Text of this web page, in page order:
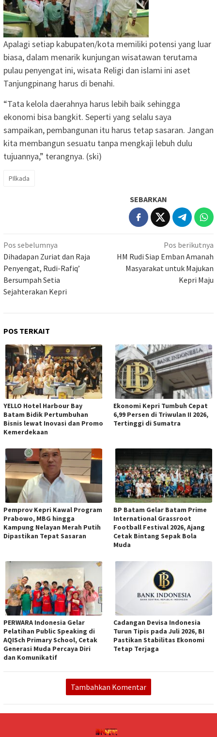
Apalagi setiap kabupaten/kota memiliki potensi yang luar
biasa, dalam menarik kunjungan wisatawan terutama
pulau penyengat ini, wisata Religi dan islami ini aset
Tanjungpinang harus di benahi.
“Tata kelola daerahnya harus lebih baik sehingga
ekonomi bisa bangkit. Seperti yang selalu saya
sampaikan, pembangunan itu harus tetap sasaran. Jangan
kita membangun sesuatu tanpa mengkaji lebuh dulu
tujuannya,” terangnya. (ski)
PIlkada
SEBARKAN
Navigasi
pos
Pos sebelumnya
Dihadapan Zuriat dan Raja
Penyengat, Rudi-Rafiq’
Bersumpah Setia
Sejahterakan Kepri
Pos berikutnya
HM Rudi Siap Emban Amanah
Masyarakat untuk Majukan
Kepri Maju
POS TERKAIT
YELLO Hotel Harbour Bay
Batam Bidik Pertumbuhan
Bisnis lewat Inovasi dan Promo
Kemerdekaan
Ekonomi Kepri Tumbuh Cepat
6,99 Persen di Triwulan II 2026,
Tertinggi di Sumatra
Pemprov Kepri Kawal Program
Prabowo, MBG hingga
Kampung Nelayan Merah Putih
Dipastikan Tepat Sasaran
BP Batam Gelar Batam Prime
International Grassroot
Football Festival 2026, Ajang
Cetak Bintang Sepak Bola
Muda
PERWARA Indonesia Gelar
Pelatihan Public Speaking di
AQISch Primary School, Cetak
Generasi Muda Percaya Diri
dan Komunikatif
Cadangan Devisa Indonesia
Turun Tipis pada Juli 2026, BI
Pastikan Stabilitas Ekonomi
Tetap Terjaga
Tambahkan Komentar